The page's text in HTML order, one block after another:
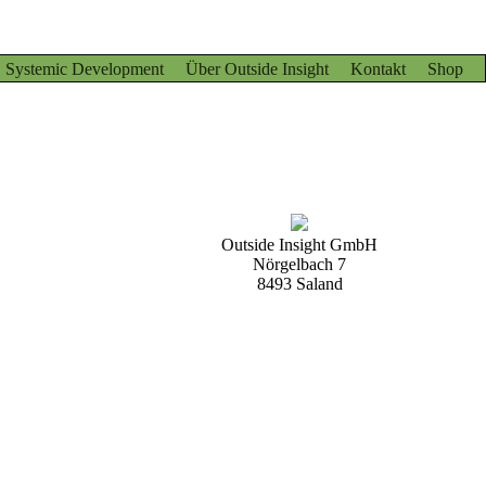
Systemic Development Über Outside Insight Kontakt Shop
Outside Insight GmbH
Nörgelbach 7
8493 Saland